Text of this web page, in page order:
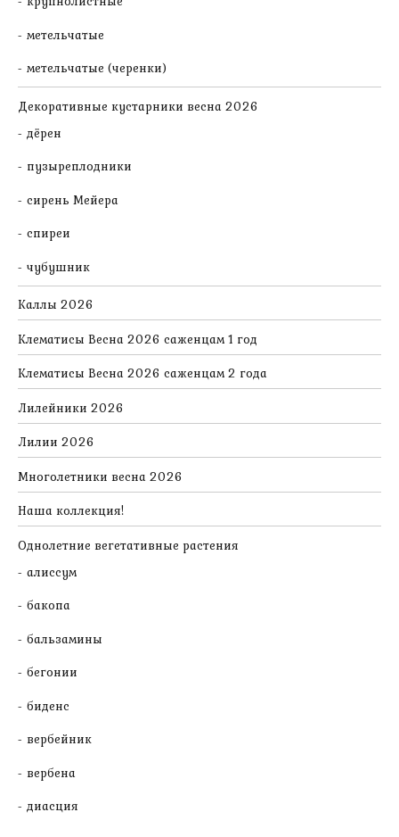
метельчатые
метельчатые (черенки)
Декоративные кустарники весна 2026
дёрен
пузыреплодники
сирень Мейера
спиреи
чубушник
Каллы 2026
Клематисы Весна 2026 саженцам 1 год
Клематисы Весна 2026 саженцам 2 года
Лилейники 2026
Лилии 2026
Многолетники весна 2026
Наша коллекция!
Однолетние вегетативные растения
алиссум
бакопа
бальзамины
бегонии
биденс
вербейник
вербена
диасция